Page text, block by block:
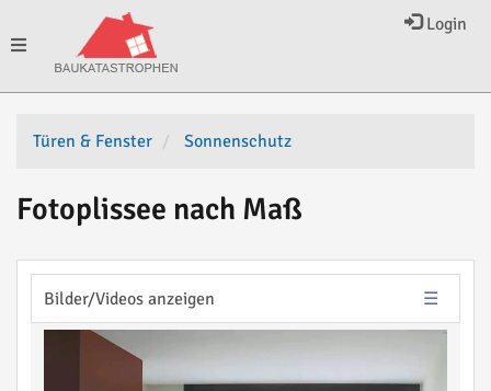
Login
Toggle
navigation
Türen & Fenster Sonnenschutz
Fotoplissee nach Maß
Bilder/Videos anzeigen